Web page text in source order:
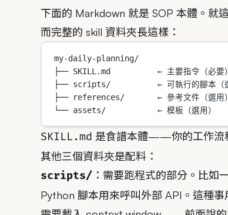
下面的 Markdown 就是 SOP 本體。就
而完整的 skill 資料夾長這樣：
my-daily-planning/
├── SKILL.md          ← 主要指令（必要）
├── scripts/          ← 可執行的腳本（選
├── references/       ← 參考文件（選用）
└── assets/           ← 模板（選用）
SKILL.md 是食譜本體——你的工作流
其他三個資料夾是配料：
scripts/ ：需要跑程式的部分。比如
Python 腳本用來呼叫外部 API。這種